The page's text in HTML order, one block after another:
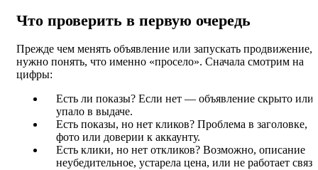
Что проверить в первую очередь
Прежде чем менять объявление или запускать продвижение,
нужно понять, что именно «просело». Сначала смотрим на
цифры:
Есть ли показы? Если нет — объявление скрыто или
упало в выдаче.
Есть показы, но нет кликов? Проблема в заголовке,
фото или доверии к аккаунту.
Есть клики, но нет откликов? Возможно, описание
неубедительное, устарела цена, или не работает